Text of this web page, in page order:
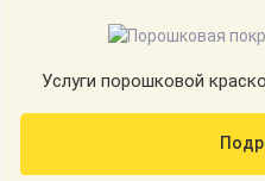
Услуги порошковой